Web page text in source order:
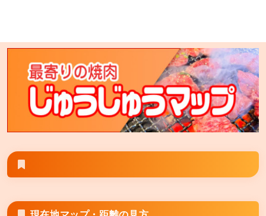
七輪焼肉 安安 大塚店
東京都豊島区北大塚2-7-11 プロスペリティ北大塚2階 ※
安安大塚店とGoogle検索すると旧大塚店が表示される
場合は その場合は「七輪焼肉安安大塚店」と検索して
頂くと正しく表示される場合がございます。
七輪焼肉 安安 旭川末広店
北海道旭川市末広1条 7丁目1-28